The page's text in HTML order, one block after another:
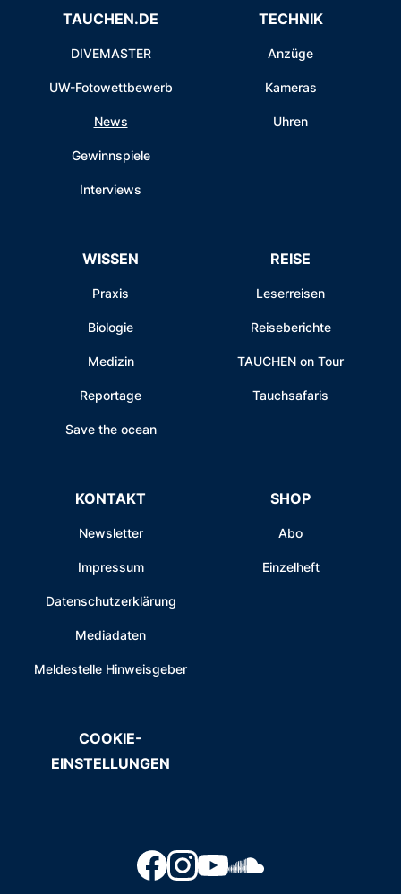
TAUCHEN.DE
DIVEMASTER
UW-Fotowettbewerb
News
Gewinnspiele
Interviews
TECHNIK
Anzüge
Kameras
Uhren
WISSEN
Praxis
Biologie
Medizin
Reportage
Save the ocean
REISE
Leserreisen
Reiseberichte
TAUCHEN on Tour
Tauchsafaris
KONTAKT
Newsletter
Impressum
Datenschutzerklärung
Mediadaten
Meldestelle Hinweisgeber
SHOP
Abo
Einzelheft
COOKIE-
EINSTELLUNGEN